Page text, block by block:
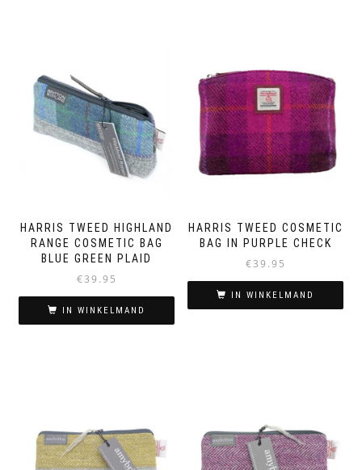
HARRIS TWEED HIGHLAND
RANGE COSMETIC BAG
BLUE GREEN PLAID
€39.95
IN WINKELMAND
HARRIS TWEED COSMETIC
BAG IN PURPLE CHECK
€39.95
IN WINKELMAND